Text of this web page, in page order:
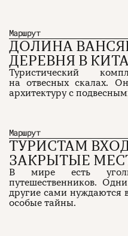
Маршрут
ДОЛИНА
ДЕРЕВНЯ В
Туристический
на отвесных скалах.
архитектуру с
Маршрут
ТУРИСТАМ
ЗАКРЫТЫЕ
В мире есть
путешественников.
другие сами нуждаются
особые тайны.